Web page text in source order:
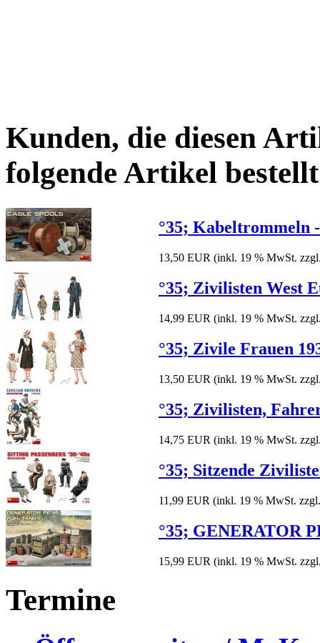
Kunden, die diesen
folgende Artikel
°35; Kabeltrommeln
13,50 EUR (inkl. 19 % MwSt.
°35; Zivilisten West
14,99 EUR (inkl. 19 % MwSt.
°35; Zivile Frauen
13,50 EUR (inkl. 19 % MwSt.
°35; Zivilisten,
14,75 EUR (inkl. 19 % MwSt.
°35; Sitzende
11,99 EUR (inkl. 19 % MwSt.
°35; GENERATOR
15,99 EUR (inkl. 19 % MwSt.
Termine